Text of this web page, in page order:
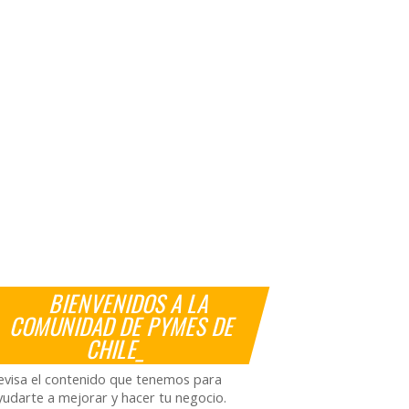
BIENVENIDOS A LA
COMUNIDAD DE PYMES DE
CHILE_
el contenido que tenemos para
a mejorar y hacer tu negocio.